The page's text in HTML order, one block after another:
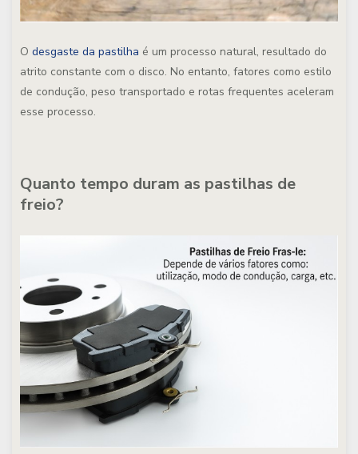
O desgaste da pastilha é um processo natural, resultado do
atrito constante com o disco. No entanto, fatores como estilo
de condução, peso transportado e rotas frequentes aceleram
esse processo.
Quanto tempo duram as pastilhas de
freio?